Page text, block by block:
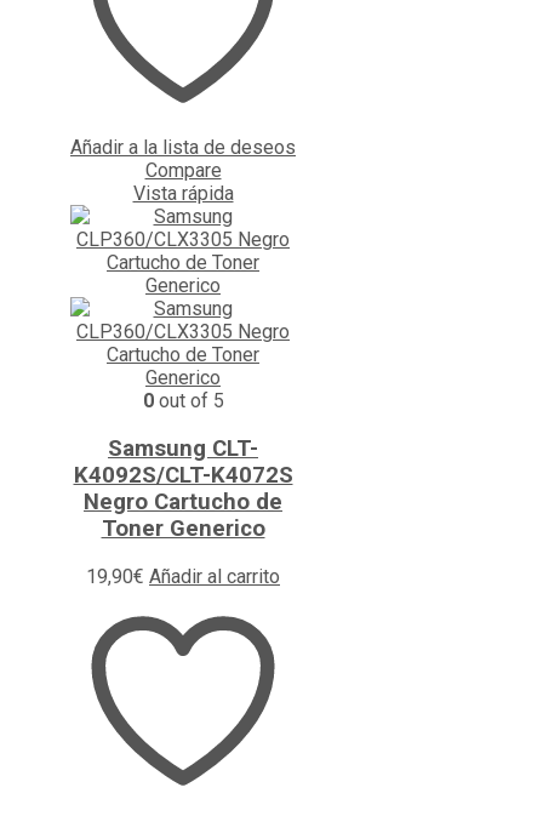
Añadir a la lista de deseos
Compare
Vista rápida
0out of 5
Samsung CLT-
K4092S/CLT-K4072S
Negro Cartucho de
Toner Generico
19,90€ Añadir al carrito